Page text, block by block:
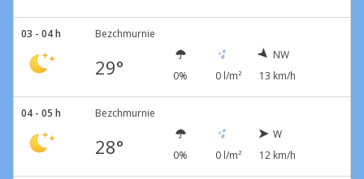
03 - 04 h Bezchmurnie
29° 0% 0 l/m²
NW
13 km/h
04 - 05 h Bezchmurnie
28° 0% 0 l/m²
W
12 km/h